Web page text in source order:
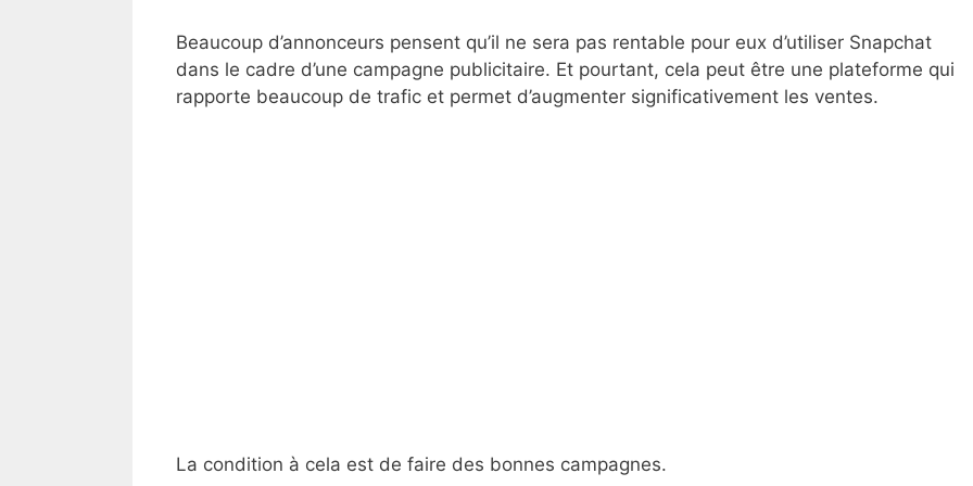
Beaucoup d’annonceurs pensent qu’il ne sera pas rentable pour eux d’utiliser Snapchat
dans le cadre d’une campagne publicitaire. Et pourtant, cela peut être une plateforme qui
rapporte beaucoup de trafic et permet d’augmenter significativement les ventes.
La condition à cela est de faire des bonnes campagnes.